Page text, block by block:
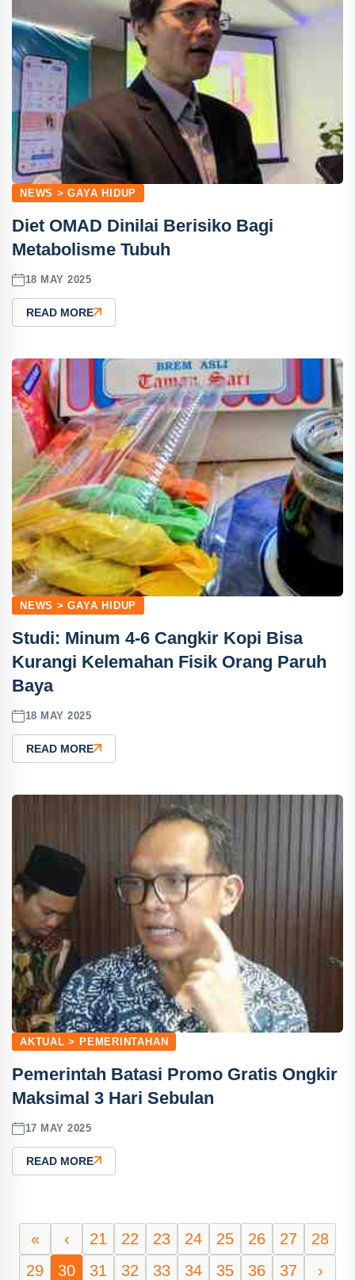
NEWS > GAYA HIDUP
Diet OMAD Dinilai Berisiko Bagi
Metabolisme Tubuh
18 MAY 2025
READ MORE
NEWS > GAYA HIDUP
Studi: Minum 4-6 Cangkir Kopi Bisa
Kurangi Kelemahan Fisik Orang Paruh
Baya
18 MAY 2025
READ MORE
AKTUAL > PEMERINTAHAN
Pemerintah Batasi Promo Gratis Ongkir
Maksimal 3 Hari Sebulan
17 MAY 2025
READ MORE
« ‹ 21 22 23 24 25 26 27
28
29
30 31 32 33 34 35 36 37 ›